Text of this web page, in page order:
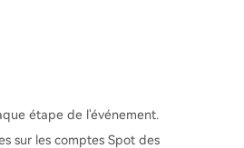
étape de l'événement.
sur les comptes Spot des